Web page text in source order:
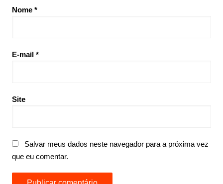
Nome *
E-mail *
Site
Salvar meus dados neste navegador para a próxima vez
que eu comentar.